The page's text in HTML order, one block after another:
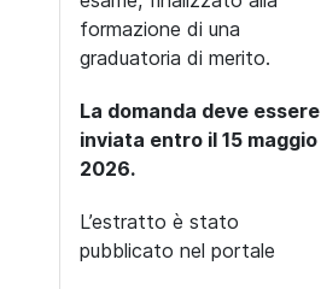
formazione di una
graduatoria di merito.
La domanda deve essere
inviata entro il 15 maggio
2026.
L’estratto è stato
pubblicato nel portale